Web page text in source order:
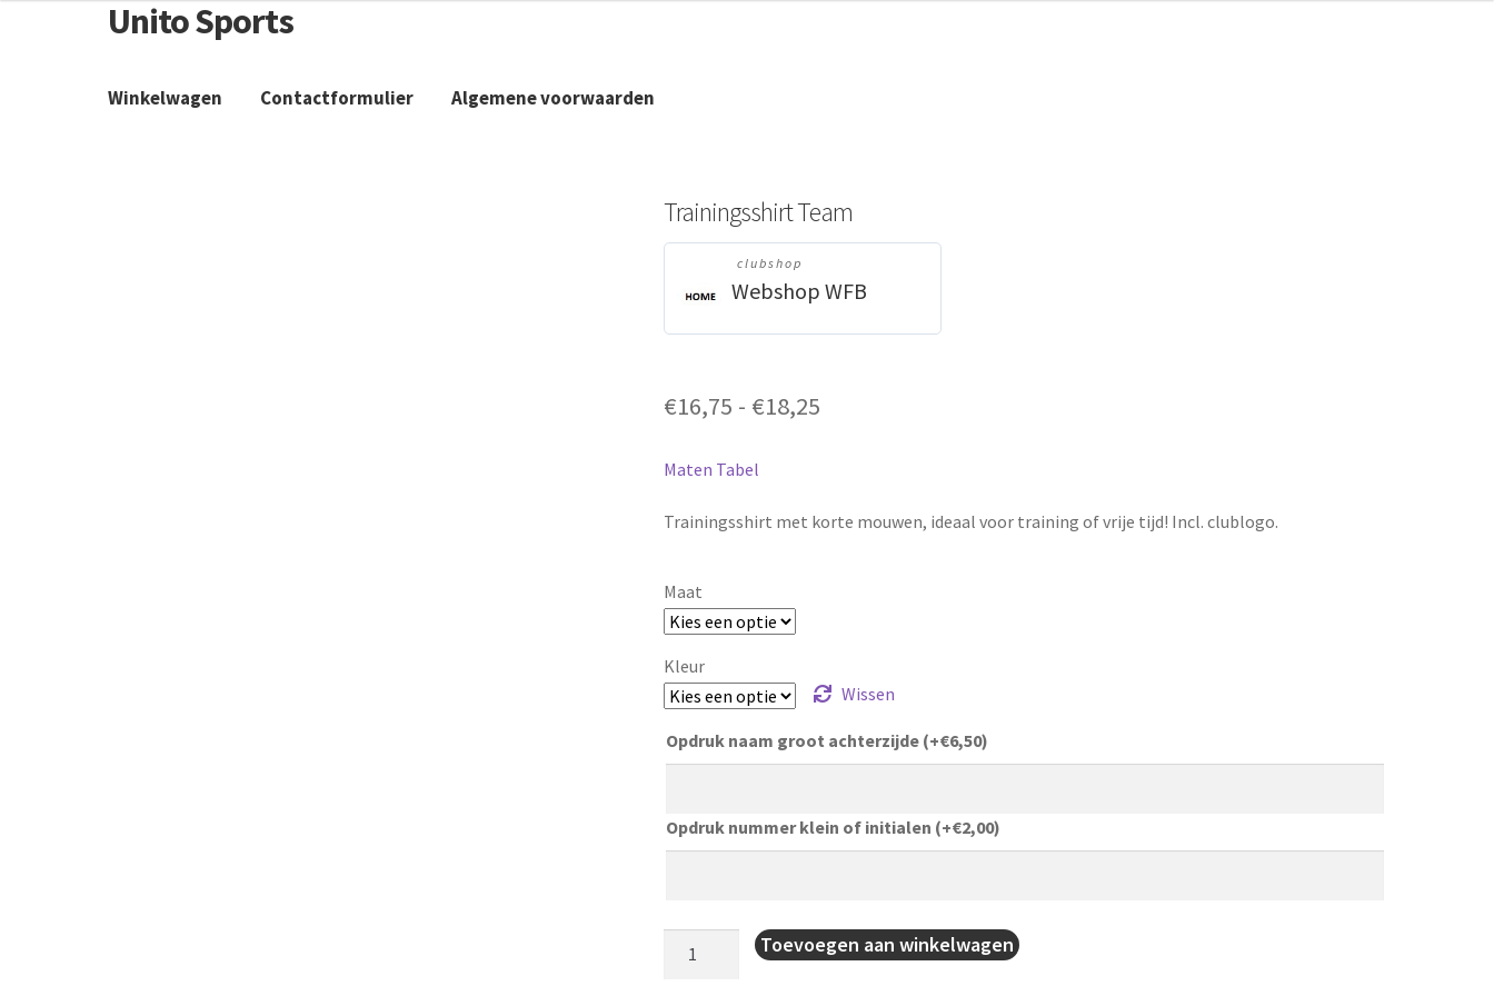
Unito Sports
Winkelwagen Contactformulier Algemene voorwaarden
Trainingsshirt Team
clubshop
Webshop WFB
€16,75 - €18,25
Maten Tabel
Trainingsshirt met korte mouwen, ideaal voor training of vrije tijd! Incl. clublogo.
Maat
Kleur
Wissen
Opdruk naam groot achterzijde (+€6,50)
Opdruk nummer klein of initialen (+€2,00)
TrainingsshirtToevoegen aan winkelwagen